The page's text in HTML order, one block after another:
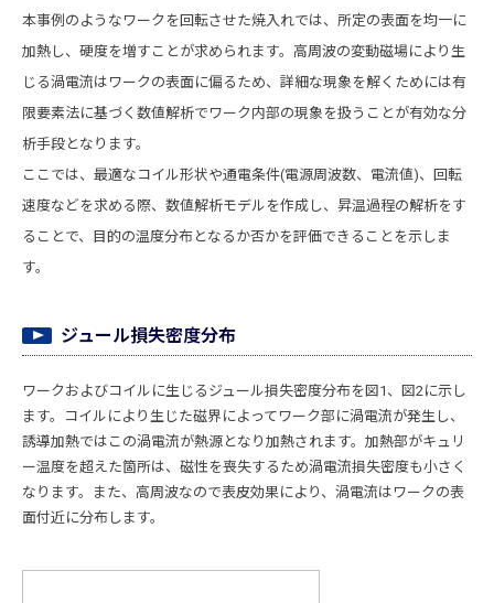
本事例のようなワークを回転させた焼入れでは、所定の表面を均一に
加熱し、硬度を増すことが求められます。高周波の変動磁場により生
じる渦電流はワークの表面に偏るため、詳細な現象を解くためには有
限要素法に基づく数値解析でワーク内部の現象を扱うことが有効な分
析手段となります。
ここでは、最適なコイル形状や通電条件(電源周波数、電流値)、回転
速度などを求める際、数値解析モデルを作成し、昇温過程の解析をす
ることで、目的の温度分布となるか否かを評価できることを示しま
す。
ジュール損失密度分布
ワークおよびコイルに生じるジュール損失密度分布を図1、図2に示し
ます。コイルにより生じた磁界によってワーク部に渦電流が発生し、
誘導加熱ではこの渦電流が熱源となり加熱されます。加熱部がキュリ
ー温度を超えた箇所は、磁性を喪失するため渦電流損失密度も小さく
なります。また、高周波なので表皮効果により、渦電流はワークの表
面付近に分布します。